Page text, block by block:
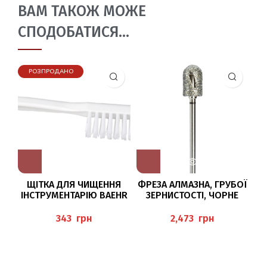
ВАМ ТАКОЖ МОЖЕ
СПОДОБАТИСЯ…
РОЗПРОДАНО
ЩІТКА ДЛЯ ЧИЩЕННЯ
ІНСТРУМЕНТАРІЮ BAEHR
грн
ФРЕЗА АЛМАЗНА, ГРУБОЇ
ЗЕРНИСТОСТІ, ЧОРНЕ
TWISTER BUSCH
грн